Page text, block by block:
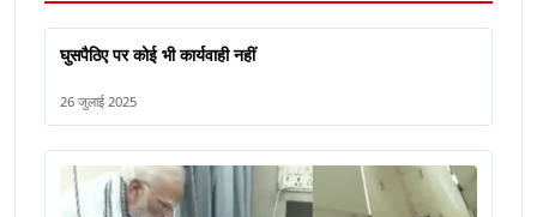
घुसपैठिए पर कोई भी कार्यवाही नहीं
26 जुलाई 2025